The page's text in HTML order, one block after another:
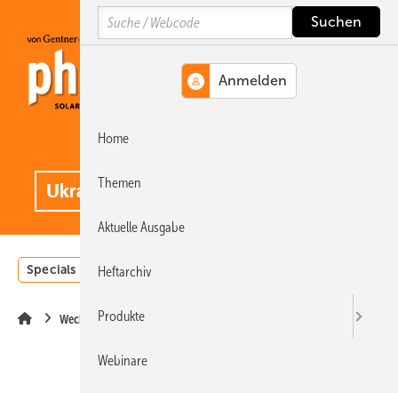
Hauptinhalt
Hauptmenü
SiteSearch
Specials Einstrahlungsatlas
Wechselrichter
Search
Home
Themen
Aktuelle Ausgabe
Heftarchiv
Produkte
Webinare